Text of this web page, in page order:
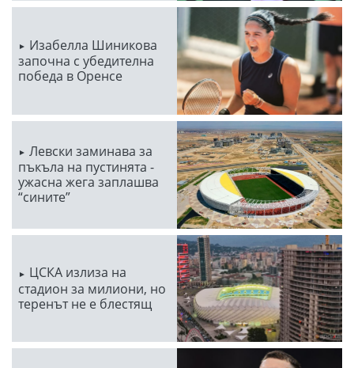
Изабелла Шиникова
започна с убедителна
победа в Оренсе
Левски заминава за
пъкъла на пустинята -
ужасна жега заплашва
“сините”
ЦСКА излиза на
стадион за милиони, но
теренът не е блестящ